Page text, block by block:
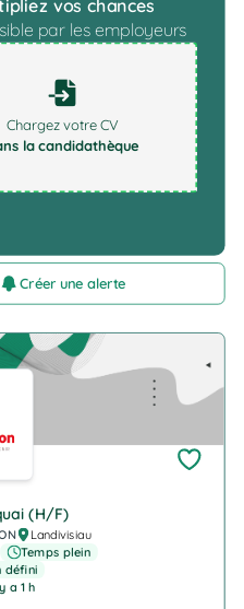
vos chances
par les employeurs
Chargez votre CV
la candidathèque
Créer une alerte
(H/F)
Landivisiau
Temps plein
défini
a 1 h